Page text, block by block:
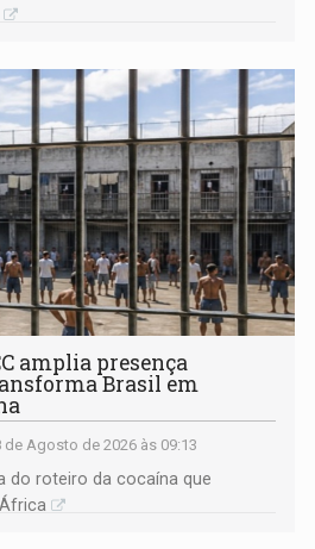
amplia presença
Brasil em
de Agosto de 2026 às 09:13
do roteiro da cocaína que